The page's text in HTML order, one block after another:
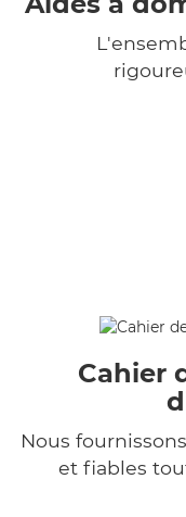
Cahier
Nous
et fiables